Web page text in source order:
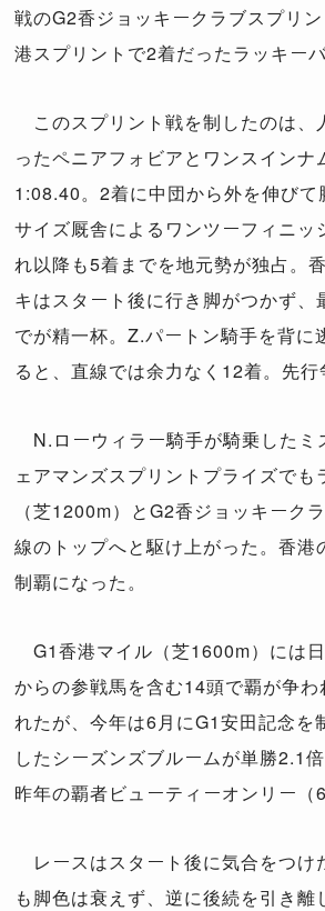
戦のG2香ジョッキークラブスプリ
港スプリントで2着だったラッキー
このスプリント戦を制したのは、
ったペニアフォビアとワンスイン
1:08.40。2着に中団から外を伸び
サイズ厩舎によるワンツーフィニ
れ以降も5着までを地元勢が独占。
キはスタート後に行き脚がつかず
でが精一杯。Z.パートン騎手を背
ると、直線では余力なく12着。先
N.ローウィラー騎手が騎乗したミ
ェアマンズスプリントプライズで
（芝1200m）とG2香ジョッキーク
線のトップへと駆け上がった。香
制覇になった。
G1香港マイル（芝1600m）には
からの参戦馬を含む14頭で覇が争
れたが、今年は6月にG1安田記念
したシーズンズブルームが単勝2.1
昨年の覇者ビューティーオンリー
レースはスタート後に気合をつけ
も脚色は衰えず、逆に後続を引き